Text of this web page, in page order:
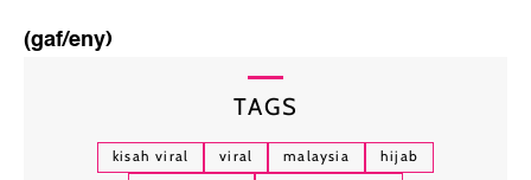
(gaf/eny)
TAGS
kisah viral viral malaysia
hijab